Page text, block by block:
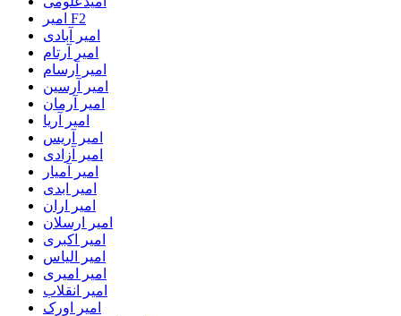
امیر F2
امیر آبادی
امیر آرتام
امیر آرسام
امیر آرسین
امیر آرمان
امیر آریا
امیر آریس
امیر آزادی
امیر آمیار
امیر ابدی
امیر اران
امیر ارسلان
امیر اکبری
امیر الیاس
امیر امیری
امیر انقلاب
امیر اورک